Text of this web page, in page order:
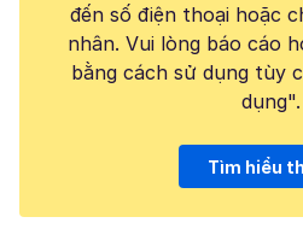
đến số điện thoại hoặc
nhân. Vui lòng báo cáo
bằng cách sử dụng tùy
dụng".
Tìm hiểu